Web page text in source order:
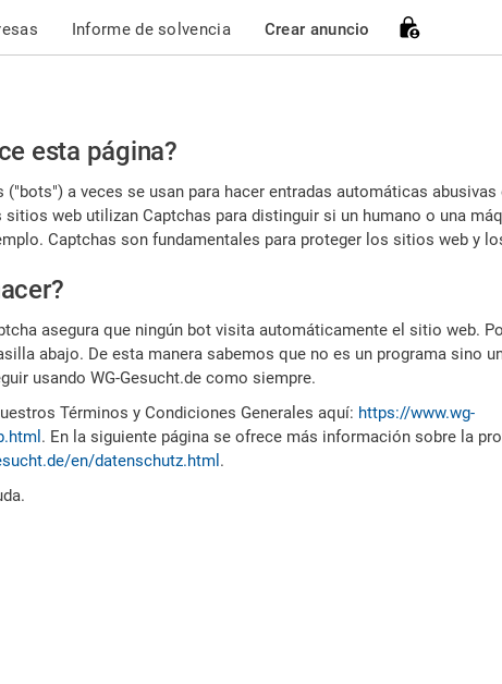
Informe de solvencia Crear anuncio
esta página?
("bots") a veces se usan para hacer entradas automáticas abusivas
web utilizan Captchas para distinguir si un humano o una
Captchas son fundamentales para proteger los sitios web y
asegura que ningún bot visita automáticamente el sitio web.
abajo. De esta manera sabemos que no es un programa sino
usando WG-Gesucht.de como siempre.
Términos y Condiciones Generales aquí: https://www.wg-
. En la siguiente página se ofrece más información sobre la
en/datenschutz.html .